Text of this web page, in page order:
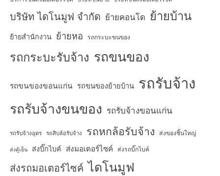
บริษัท ไดโนมูฟ จำกัด ย้ายคอนโด ย้ายบ้าน
ย้ายสำนักงาน ย้ายหอ รถกระบะขนของ
รถกระบะรับจ้าง รถขนของ
รถขนของขอนแก่น รถขนของย้ายบ้าน รถรับจ้าง
รถรับจ้างขนของ รถรับจ้างขอนแก่น
รถรับจ้างอุดร รถสิบล้อรับจ้าง รถหกล้อรับจ้าง ส่งของชิ้นใหญ่
ส่งตู้เย็น ส่งบิ๊กไบค์ ส่งมอเตอร์ไซค์ ส่งรถบิ๊กไบค์
ส่งรถมอเตอร์ไซค์ ไดโนมูฟ